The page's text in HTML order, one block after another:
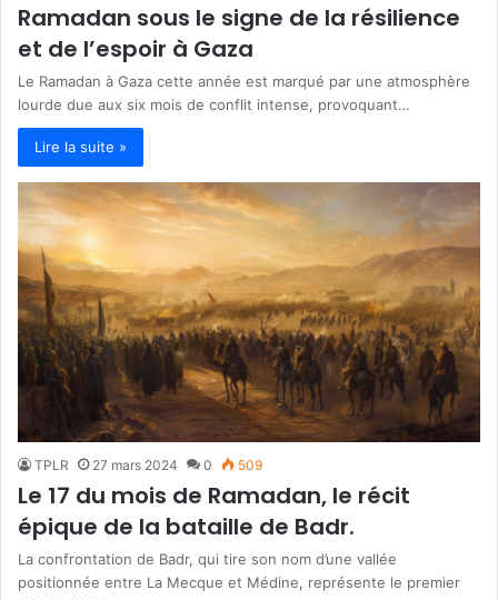
Ramadan sous le signe de la résilience
et de l’espoir à Gaza
Le Ramadan à Gaza cette année est marqué par une atmosphère
lourde due aux six mois de conflit intense, provoquant…
Lire la suite »
TPLR 27 mars 2024 0 509
Le 17 du mois de Ramadan, le récit
épique de la bataille de Badr.
La confrontation de Badr, qui tire son nom d’une vallée
positionnée entre La Mecque et Médine, représente le premier